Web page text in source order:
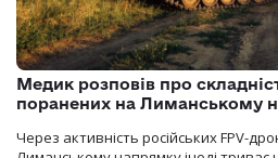
Медик розповів про
поранених на Лиманському
Через активність російських FPV-